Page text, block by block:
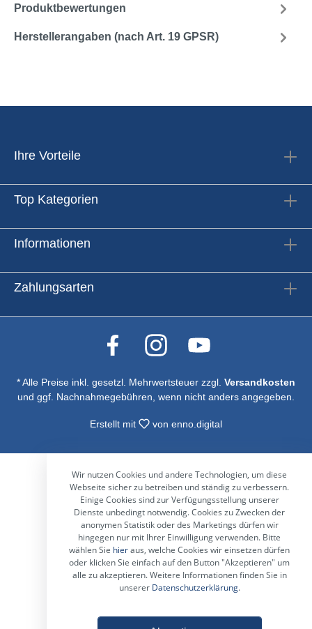
Produktbewertungen
Herstellerangaben (nach Art. 19 GPSR)
Ihre Vorteile
Top Kategorien
Informationen
Zahlungsarten
* Alle Preise inkl. gesetzl. Mehrwertsteuer zzgl. Versandkosten
und ggf. Nachnahmegebühren, wenn nicht anders angegeben.
Erstellt mit vonenno.digital
Wir nutzen Cookies und andere Technologien, um diese
Webseite sicher zu betreiben und ständig zu verbessern.
Einige Cookies sind zur Verfügungsstellung unserer
Dienste unbedingt notwendig. Cookies zu Zwecken der
anonymen Statistik oder des Marketings dürfen wir
hingegen nur mit Ihrer Einwilligung verwenden. Bitte
wählen Sie hieraus, welche Cookies wir einsetzen dürfen
oder klicken Sie einfach auf den Button "Akzeptieren" um
alle zu akzeptieren. Weitere Informationen finden Sie in
unserer Datenschutzerklärung.